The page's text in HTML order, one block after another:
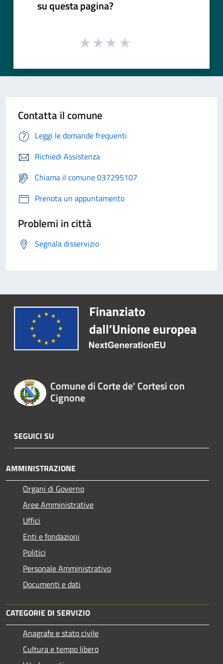
su questa pagina?
Contatta il comune
Leggi le domande frequenti
Richiedi Assistenza
Chiama il comune 037295107
Prenota un appuntamento
Problemi in città
Segnala disservizio
Comune di Corte de' Cortesi con
Cignone
SEGUICI SU
AMMINISTRAZIONE
Organi di Governo
Aree Amministrative
Uffici
Enti e fondazioni
Politici
Personale Amministrativo
Documenti e dati
CATEGORIE DI SERVIZIO
Anagrafe e stato civile
Cultura e tempo libero